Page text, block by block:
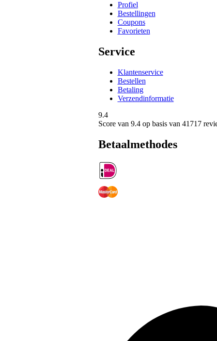
Profiel
Bestellingen
Coupons
Favorieten
Service
Klantenservice
Bestellen
Betaling
Verzendinformatie
9.4
Score van 9.4op basis van 41717
Betaalmethodes